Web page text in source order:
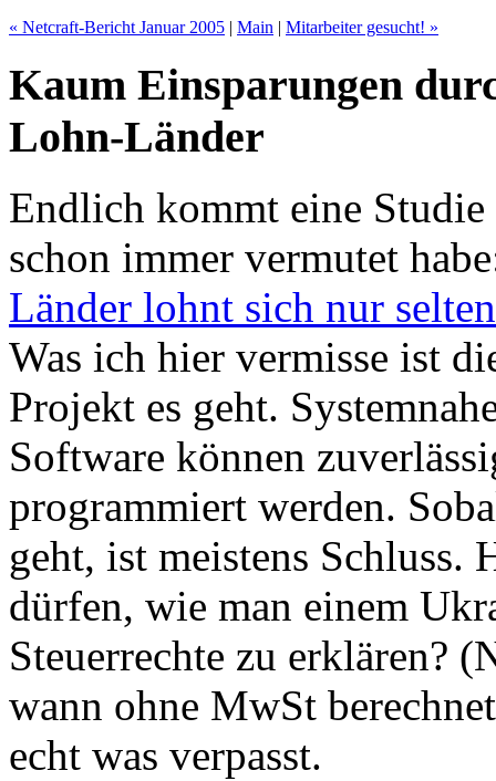
« Netcraft-Bericht Januar 2005 | Main | Mitarbeiter gesucht! »
Kaum Einsparungen
Lohn-Länder
Endlich kommt eine Studie
schon immer vermutet
Länder lohnt sich nur
Was ich hier vermisse ist
Projekt es geht.
Software können
programmiert werden.
geht, ist meistens Schluss.
dürfen, wie man einem
Steuerrechte zu erklären?
wann ohne MwSt
echt was verpasst.